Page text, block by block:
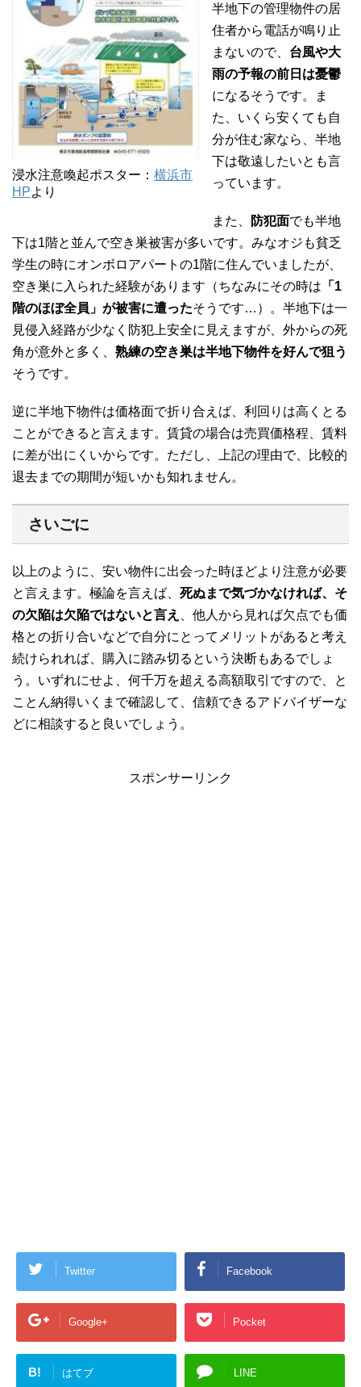
浸水注意喚起ポスター： 横浜市
HPより
半地下の管理物件の居
住者から電話が鳴り止
まないので、 台風や大
雨の予報の前日は憂鬱
になるそうです。ま
た、いくら安くても自
分が住む家なら、半地
下は敬遠したいとも言
っています。
また、 防犯面でも半地
下は1階と並んで空き巣被害が多いです。みなオジも貧乏
学生の時にオンボロアパートの1階に住んでいましたが、
空き巣に入られた経験があります（ちなみにその時は 「1
階のほぼ全員」が被害に遭ったそうです…）。半地下は一
見侵入経路が少なく防犯上安全に見えますが、外からの死
角が意外と多く、 熟練の空き巣は半地下物件を好んで狙う
そうです。
逆に半地下物件は価格面で折り合えば、利回りは高くとる
ことができると言えます。賃貸の場合は売買価格程、賃料
に差が出にくいからです。ただし、上記の理由で、比較的
退去までの期間が短いかも知れません。
さいごに
以上のように、安い物件に出会った時ほどより注意が必要
と言えます。極論を言えば、 死ぬまで気づかなければ、そ
の欠陥は欠陥ではないと言え
、他人から見れば欠点でも価
格との折り合いなどで自分にとってメリットがあると考え
続けられれば、購入に踏み切るという決断もあるでしょ
う。いずれにせよ、何千万を超える高額取引ですので、と
ことん納得いくまで確認して、信頼できるアドバイザーな
どに相談すると良いでしょう。
スポンサーリンク
Twitter Facebook
Google+ Pocket
B! はてブ LINE